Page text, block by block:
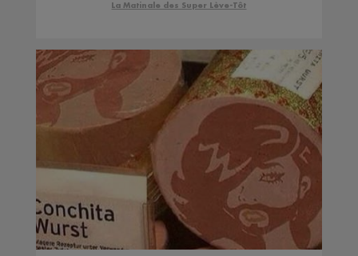
La Matinale des Super Lève-Tôt